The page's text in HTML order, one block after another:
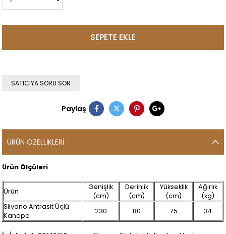
SATICIYA SORU SOR
Paylaş
ÜRÜN ÖZELLIKLERI
Ürün Ölçüleri
Ürün
Genişlik
(cm)
Derinlik
(cm)
Yükseklik
(cm)
Ağırlık
(kg)
Silvano Antrasit Üçlü
Kanepe
230 80 75 34